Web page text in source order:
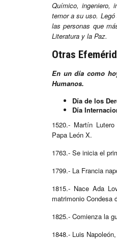
Químico, ingeniero,
temor a su uso.
las personas que
Literatura y la Paz.
Otras
En un día como
Humanos.
Día de los
Día
1520.- Martín
Papa León X.
1763.- Se inicia el
1799.- La Francia
1815.- Nace Ada
matrimonio Condesa
1825.- Comienza la
1848.- Luis